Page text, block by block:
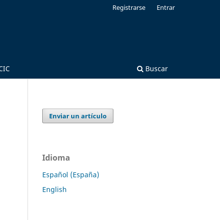
Buscar
Registrarse Entrar
Enviar un artículo
Idioma
Español (España)
English